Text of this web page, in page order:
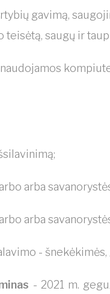
gavimą,
saugų ir
arba
arba
-
- 2021 m.